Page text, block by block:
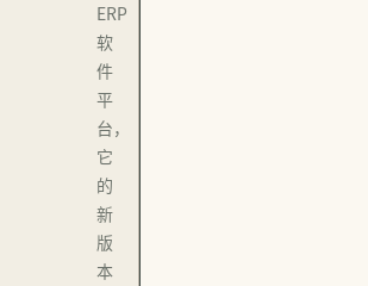
ERP
软
件
平
台，
它
的
新
版
本